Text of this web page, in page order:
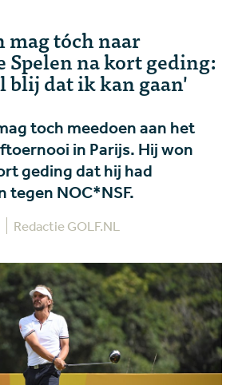
mag tóch naar
Spelen na kort geding:
blij dat ik kan gaan'
toch meedoen aan het
in Parijs. Hij won
geding dat hij had
tegen NOC*NSF.
Redactie GOLF.NL